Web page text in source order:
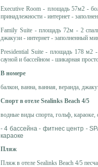
Executive Room - площадь 57м2 -
принадлежности - интернет -
Family Suite - площадь 72м - 2
джакузи - интернет - заполненный
Presidential Suite - площадь 178 м2 -
сауной и бассейном - шикарная
В номере
балкон, ванна, ванная, веранда,
Спорт в отеле Sealinks Beach 4/5
водные виды спорта, гольф, караоке,
- 4 бассейна - фитнес центр -
караоке
Пляж
Пляж в отеле Sealinks Beach 4/5